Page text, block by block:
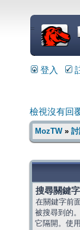
=
登入
檢視沒有回
MozTW»
搜尋關鍵
在關鍵字前
被搜尋到的
它隔開。使用